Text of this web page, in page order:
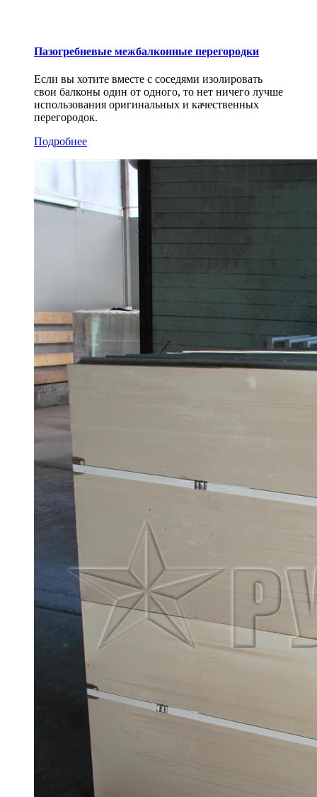
Пазогребневые межбалконные перегородки
Если вы хотите вместе с соседями изолировать
свои балконы один от одного, то нет ничего лучше
использования оригинальных и качественных
перегородок.
Подробнее